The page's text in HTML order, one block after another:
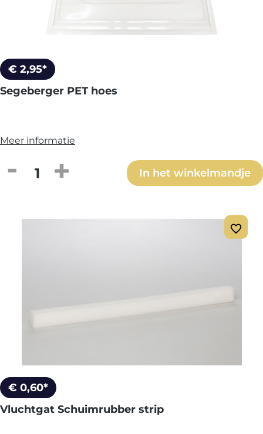
€ 2,95*
Segeberger PET hoes
Meer informatie
Producthoeveelheid: Voer deIn het winkelmandje
€ 0,60*
Vluchtgat Schuimrubber strip